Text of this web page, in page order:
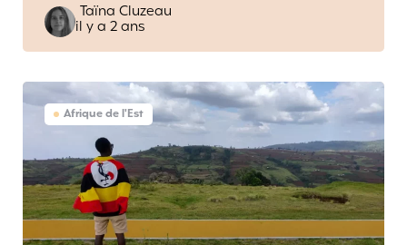
Posted
by
Taïna Cluzeau
il y a 2 ans
Afrique de l'Est